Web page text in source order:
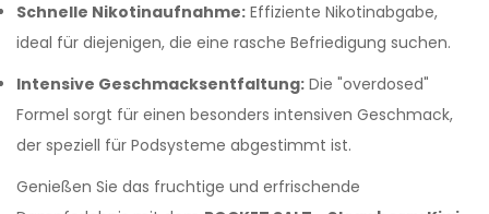
Schnelle Nikotinaufnahme: Effiziente Nikotinabgabe,
ideal für diejenigen, die eine rasche Befriedigung suchen.
Intensive Geschmacksentfaltung: Die "overdosed"
Formel sorgt für einen besonders intensiven Geschmack,
der speziell für Podsysteme abgestimmt ist.
Genießen Sie das fruchtige und erfrischende